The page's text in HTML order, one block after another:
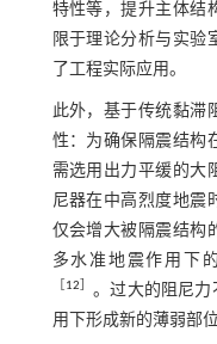
特性等，提升主体结
限于理论分析与实验
了工程实际应用。
此外，基于传统黏滞
性：为确保隔震结构
需选用出力平缓的大
尼器在中高烈度地震
仅会增大被隔震结构
多水准地震作用下
12
。过大的阻尼力
用下形成新的薄弱部位